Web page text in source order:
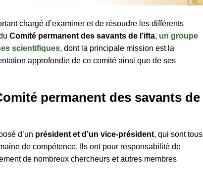
chargé d’examiner et de résoudre les différents
Comité permanent des savants de l’ifta, un groupe
scientifiques, dont la principale mission est la
approfondie de ce comité ainsi que de ses
permanent des savants de
d’un président et d’un vice-président, qui sont tous
de compétence. Ils ont pour responsabilité de
de nombreux chercheurs et autres membres